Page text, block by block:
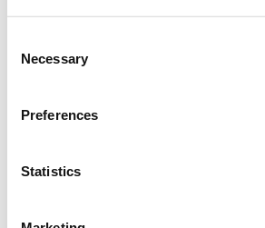
Selection
Necessary
Preferences
Statistics
Ondanks alle aandacht voor
genomen maatregelen, kunnen de
uren acute overlast willen melden, dan
ontvangen meldingen worden direct
direct op. Naar aanleiding van je